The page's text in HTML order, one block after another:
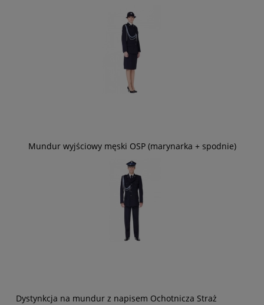
Mundur wyjściowy męski OSP (marynarka + spodnie)
Dystynkcja na mundur z napisem Ochotnicza Straż